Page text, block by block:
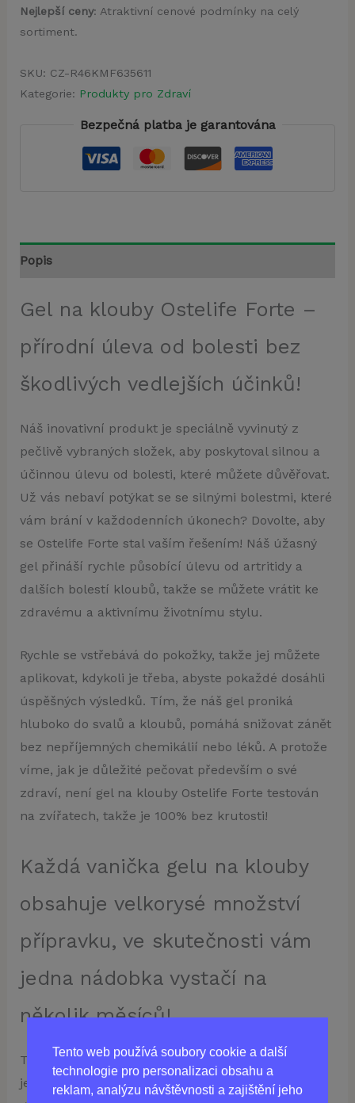
Tento web používá soubory cookie a další
technologie pro personalizaci obsahu a
reklam, analýzu návštěvnosti a zajištění jeho
Nejlepší ceny: Atraktivní cenové podmínky na celý
sortiment.
SKU: CZ-R46KMF635611
Kategorie: Produkty pro Zdraví
Bezpečná platba je garantována
Popis
Gel na klouby Ostelife Forte –
přírodní úleva od bolesti bez
škodlivých vedlejších účinků!
Náš inovativní produkt je speciálně vyvinutý z
pečlivě vybraných složek, aby poskytoval silnou a
účinnou úlevu od bolesti, které můžete důvěřovat.
Už vás nebaví potýkat se se silnými bolestmi, které
vám brání v každodenních úkonech? Dovolte, aby
se Ostelife Forte stal vaším řešením! Náš úžasný
gel přináší rychle působící úlevu od artritidy a
dalších bolestí kloubů, takže se můžete vrátit ke
zdravému a aktivnímu životnímu stylu.
Rychle se vstřebává do pokožky, takže jej můžete
aplikovat, kdykoli je třeba, abyste pokaždé dosáhli
úspěšných výsledků. Tím, že náš gel proniká
hluboko do svalů a kloubů, pomáhá snižovat zánět
bez nepříjemných chemikálií nebo léků. A protože
víme, jak je důležité pečovat především o své
zdraví, není gel na klouby Ostelife Forte testován
na zvířatech, takže je 100% bez krutosti!
Každá vanička gelu na klouby
obsahuje velkorysé množství
přípravku, ve skutečnosti vám
jedna nádobka vystačí na
několik měsíců!
Tak proč čekat? Skoncujte s bolestivými záněty
ještě dnes a vyzkoušejte zdravější způsob života s